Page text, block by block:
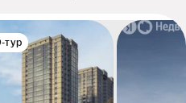
тур